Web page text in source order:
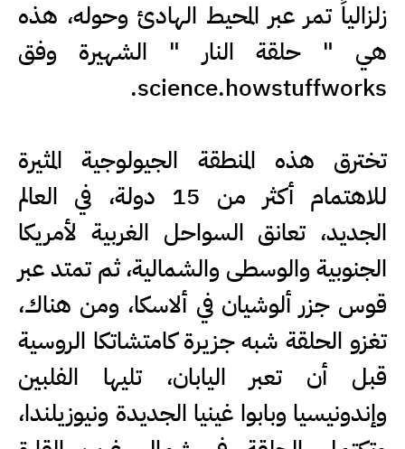
زلزالياً تمر عبر المحيط الهادئ وحوله، هذه
هي " حلقة النار " الشهيرة وفق
science.howstuffworks.
تخترق هذه المنطقة الجيولوجية المثيرة
للاهتمام أكثر من 15 دولة، في العالم
الجديد، تعانق السواحل الغربية لأمريكا
الجنوبية والوسطى والشمالية، ثم تمتد عبر
قوس جزر ألوشيان في ألاسكا، ومن هناك،
تغزو الحلقة شبه جزيرة كامتشاتكا الروسية
قبل أن تعبر اليابان، تليها الفلبين
وإندونيسيا وبابوا غينيا الجديدة ونيوزيلندا،